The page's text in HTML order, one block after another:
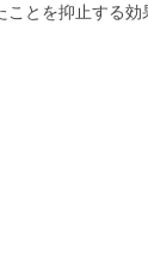
とを抑止する効